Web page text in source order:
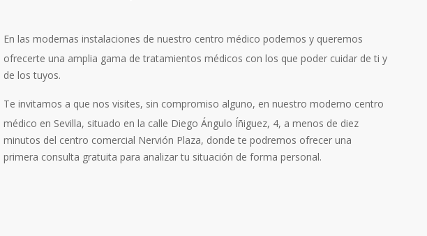
En las modernas instalaciones de nuestro centro médico podemos y queremos
ofrecerte una amplia gama de tratamientos médicos con los que poder cuidar de ti y
de los tuyos.
Te invitamos a que nos visites, sin compromiso alguno, en nuestro moderno centro
médico en Sevilla, situado en la calle Diego Ángulo Íñiguez, 4, a menos de diez
minutos del centro comercial Nervión Plaza, donde te podremos ofrecer una
primera consulta gratuita para analizar tu situación de forma personal.